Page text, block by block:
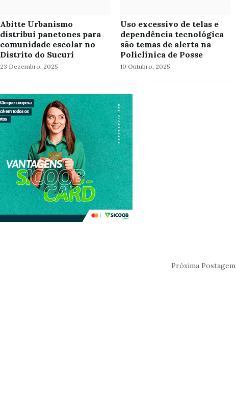
Abitte Urbanismo
distribui panetones para
comunidade escolar no
Distrito do Sucuri
23 Dezembro, 2025
Uso excessivo de telas e
dependência tecnológica
são temas de alerta na
Policlínica de Posse
10 Outubro, 2025
Próxima Postagem